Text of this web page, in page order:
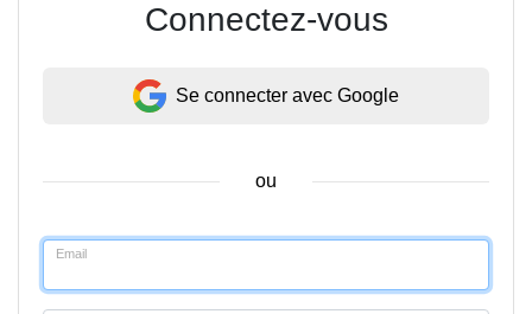
Connectez-vous
Se connecter avec Google
ou
Email